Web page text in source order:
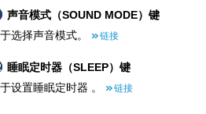
声音模式（SOUND MODE）键
选择声音模式。
链接
睡眠定时器（SLEEP）键
设置睡眠定时器 。
链接